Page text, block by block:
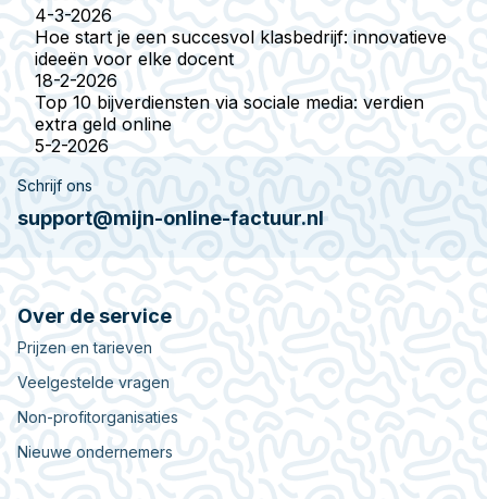
4-3-2026
Hoe start je een succesvol klasbedrijf: innovatieve
ideeën voor elke docent
18-2-2026
Top 10 bijverdiensten via sociale media: verdien
extra geld online
5-2-2026
Schrijf ons
support@mijn-online-factuur.nl
Over de service
Prijzen en tarieven
Veelgestelde vragen
Non-profitorganisaties
Nieuwe ondernemers